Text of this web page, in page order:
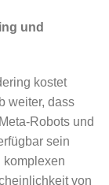
und
kostet
weiter, dass
Robots und
sein
komplexen
von